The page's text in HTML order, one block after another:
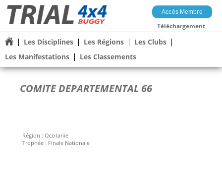
Accès Membre
Téléchargement
Les Disciplines Les Régions
Les Clubs
Les Manifestations
Les Classements
COMITE DEPARTEMENTAL 66
Région : Occitanie
Trophée : Finale Nationale